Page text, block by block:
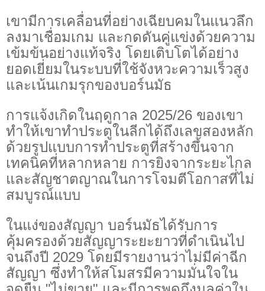
เขามีการเคลื่อนที่อย่างเฉียบคมในแนวลึก
ลงมาเชื่อมเกม และกดดันคู่แข่งด้วยความ
เข้มข้นอย่างแท้จริง โดยเติบโตได้อย่าง
ยอดเยี่ยมในระบบที่ใช้จังหวะความเร็วสูง
และเน้นเกมรุกของบอร์นมัธ
การแจ้งเกิดในฤดูกาล 2025/26 ของเขา
ทำให้เขาทำประตูในลีกได้ถึงเลขสองหลัก
ด้วยรูปแบบการทำประตูที่สร้างขึ้นจาก
เทคนิคที่หลากหลาย การยิงจากระยะไกล
และสัญชาตญาณในการโจมตีโอกาสที่ไม่
สมบูรณ์แบบ
ในแง่ของสัญญา บอร์นมัธได้รับการ
คุ้มครองด้วยสัญญาระยะยาวที่ดำเนินไป
จนถึงปี 2029 โดยมีรายงานว่าไม่มีค่าฉีก
สัญญา ซึ่งทำให้สโมสรมีความมั่นใจใน